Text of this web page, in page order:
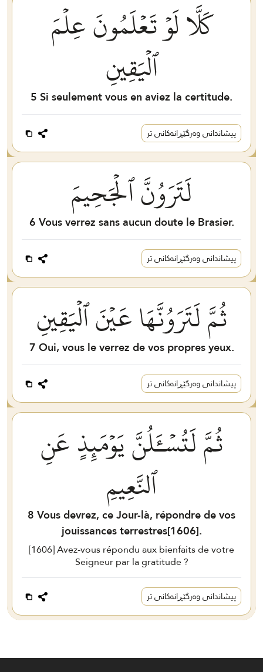
كَلَّا لَوۡ تَعۡلَمُونَ عِلۡمَ
ٱلۡيَقِينِ
5Si seulement vous en aviez la certitude.
پیشاندانی وەرگێڕانەکانی تر
لَتَرَوُنَّ ٱلۡجَحِيمَ
6Vous verrez sans aucun doute le Brasier.
پیشاندانی وەرگێڕانەکانی تر
ثُمَّ لَتَرَوُنَّهَا عَيۡنَ ٱلۡيَقِينِ
7Oui, vous le verrez de vos propres yeux.
پیشاندانی وەرگێڕانەکانی تر
ثُمَّ لَتُسۡـَٔلُنَّ يَوۡمَئِذٍ عَنِ
ٱلنَّعِيمِ
8Vous devrez, ce Jour-là, répondre de vos
jouissances terrestres[1606].
[1606] Avez-vous répondu aux bienfaits de votre
Seigneur par la gratitude ?
پیشاندانی وەرگێڕانەکانی تر